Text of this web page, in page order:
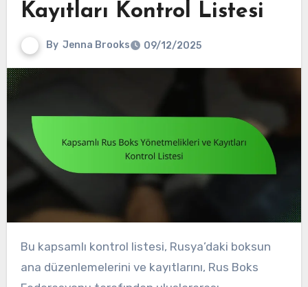
Kayıtları Kontrol Listesi
By Jenna Brooks 09/12/2025
Bu kapsamlı kontrol listesi, Rusya’daki boksun
ana düzenlemelerini ve kayıtlarını, Rus Boks